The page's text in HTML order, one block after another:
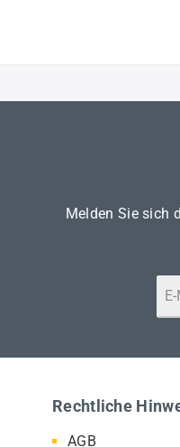
Melden Sie sich
Rechtliche
AGB